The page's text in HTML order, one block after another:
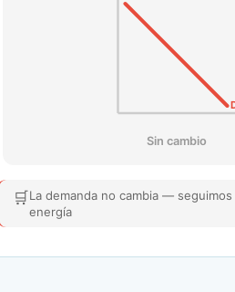
Sin cambio
🛒La demanda no cambia —
energía